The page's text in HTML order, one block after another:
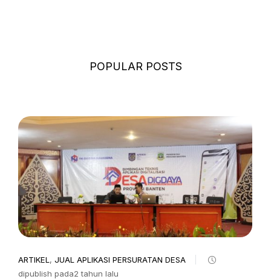
POPULAR POSTS
ARTIKEL , JUAL APLIKASI PERSURATAN DESA
dipublish pada2 tahun lalu